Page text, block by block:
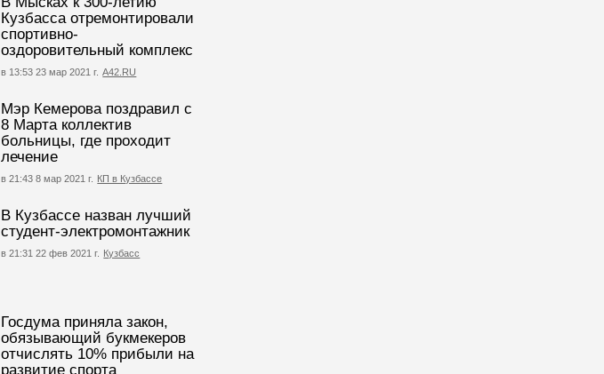
Кузбасса отремонтировали
спортивно-
оздоровительный комплекс
в 13:53 23 мар 2021 г. А42.RU
Мэр Кемерова поздравил с
8 Марта коллектив
больницы, где проходит
лечение
в 21:43 8 мар 2021 г. КП в Кузбассе
В Кузбассе назван лучший
студент-электромонтажник
в 21:31 22 фев 2021 г. Кузбасс
Госдума приняла закон,
обязывающий букмекеров
отчислять 10% прибыли на
развитие спорта